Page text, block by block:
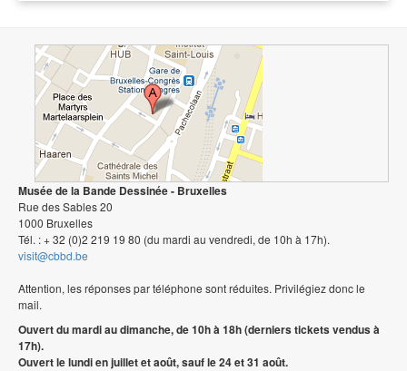
Musée de la Bande Dessinée - Bruxelles
Rue des Sables 20
1000 Bruxelles
Tél. : + 32 (0)2 219 19 80 (du mardi au vendredi, de 10h à 17h).
visit@cbbd.be
Attention, les réponses par téléphone sont réduites. Privilégiez donc le
mail.
Ouvert du mardi au dimanche, de 10h à 18h (derniers tickets vendus à
17h).
Ouvert le lundi en juillet et août, sauf le 24 et 31 août.